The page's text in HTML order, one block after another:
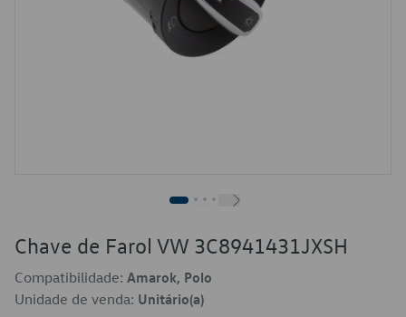
Chave de Farol VW 3C8941431JXSH
Compatibilidade: Amarok, Polo
Unidade de venda: Unitário(a)